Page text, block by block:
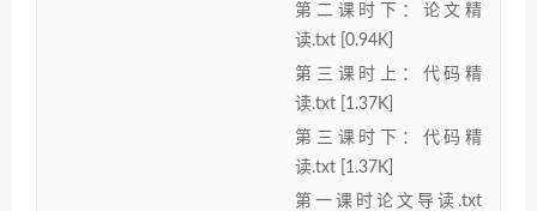
第二课时下：论文精
读.txt [0.94K]
第三课时上：代码精
读.txt [1.37K]
第三课时下：代码精
读.txt [1.37K]
第一课时论文导读.txt